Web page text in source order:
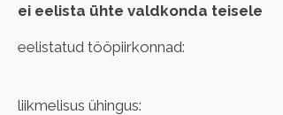
ei eelista ühte valdkonda teisele
eelistatud tööpiirkonnad:
liikmelisus ühingus: